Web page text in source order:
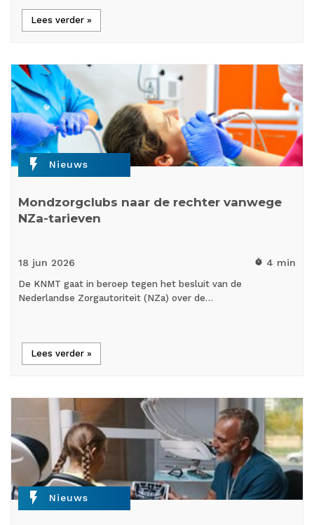
Lees verder »
flash_on Nieuws
Mondzorgclubs naar de rechter vanwege
NZa-tarieven
18 jun 2026 timer 4 min
De KNMT gaat in beroep tegen het besluit van de
Nederlandse Zorgautoriteit (NZa) over de…
Lees verder »
flash_on Nieuws